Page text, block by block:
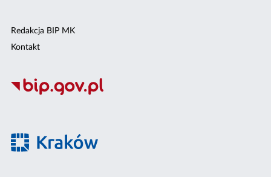
Redakcja BIP MK
Kontakt